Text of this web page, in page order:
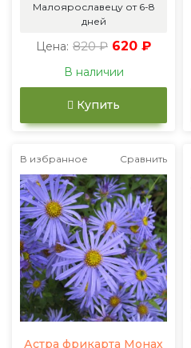
Малоярославецу от 6-8
дней
Цена: 820 ₽ 620 ₽
В наличии
Купить
В избранное Сравнить
Астра фрикарта Монах